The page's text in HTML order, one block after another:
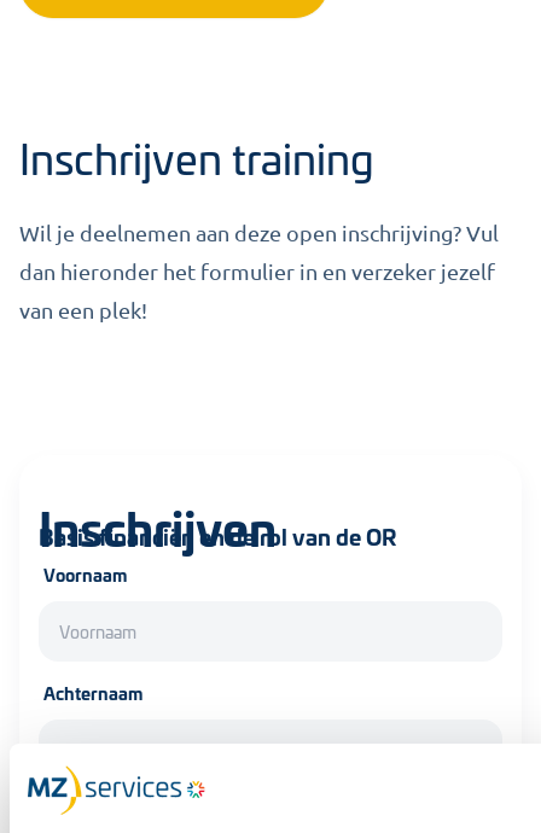
Inschrijven training
Wil je deelnemen aan deze open inschrijving? Vul
dan hieronder het formulier in en verzeker jezelf
van een plek!
Inschrijven
Basis financiën en de rol van de OR
Voornaam
Achternaam
E-mailadres contactpersoon